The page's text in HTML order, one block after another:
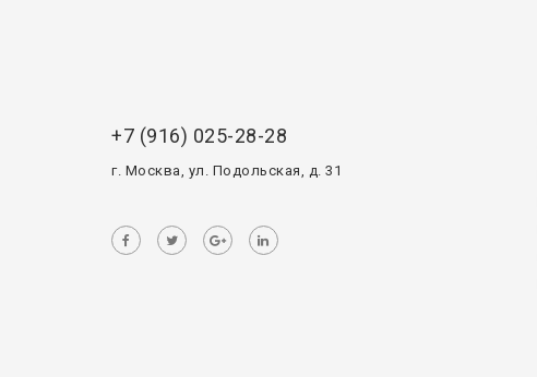
+7 (916) 025-28-28
г. Москва, ул. Подольская, д. 31